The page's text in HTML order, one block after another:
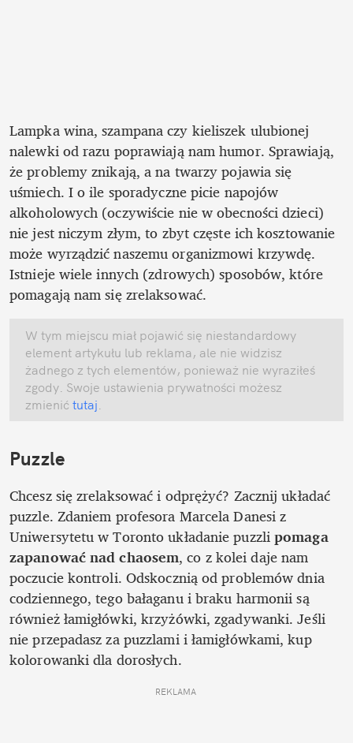
Lampka wina, szampana czy kieliszek ulubionej
nalewki od razu poprawiają nam humor. Sprawiają,
że problemy znikają, a na twarzy pojawia się
uśmiech. I o ile sporadyczne picie napojów
alkoholowych (oczywiście nie w obecności dzieci)
nie jest niczym złym, to zbyt częste ich kosztowanie
może wyrządzić naszemu organizmowi krzywdę.
Istnieje wiele innych (zdrowych) sposobów, które
pomagają nam się zrelaksować.
W tym miejscu miał pojawić się niestandardowy
element artykułu lub reklama, ale nie widzisz
żadnego z tych elementów, ponieważ nie wyraziłeś
zgody. Swoje ustawienia prywatności możesz
zmienić tutaj
Puzzle
Chcesz się zrelaksować i odprężyć? Zacznij układać
puzzle. Zdaniem profesora Marcela Danesi z
Uniwersytetu w Toronto układanie puzzli pomaga
zapanować nad chaosem, co z kolei daje nam
poczucie kontroli. Odskocznią od problemów dnia
codziennego, tego bałaganu i braku harmonii są
również łamigłówki, krzyżówki, zgadywanki. Jeśli
nie przepadasz za puzzlami i łamigłówkami, kup
kolorowanki dla dorosłych.
REKLAMA